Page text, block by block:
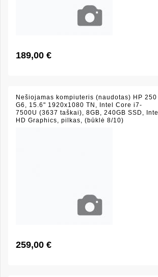
189,00 €
Nešiojamas kompiuteris (naudotas) HP 250
G6, 15.6" 1920x1080 TN, Intel Core i7-
7500U (3637 taškai), 8GB, 240GB SSD, Intel
HD Graphics, pilkas, (būklė 8/10)
259,00 €